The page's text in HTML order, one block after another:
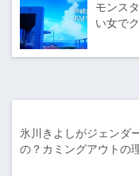
モンス
い女で
氷川きよしがジェンダ
の？カミングアウトの